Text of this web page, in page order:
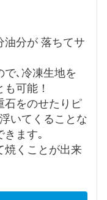
油分が 落ちてサ
で､冷凍生地を
可能！
石をのせたりピ
いてくることな
きます｡
焼くことが出来